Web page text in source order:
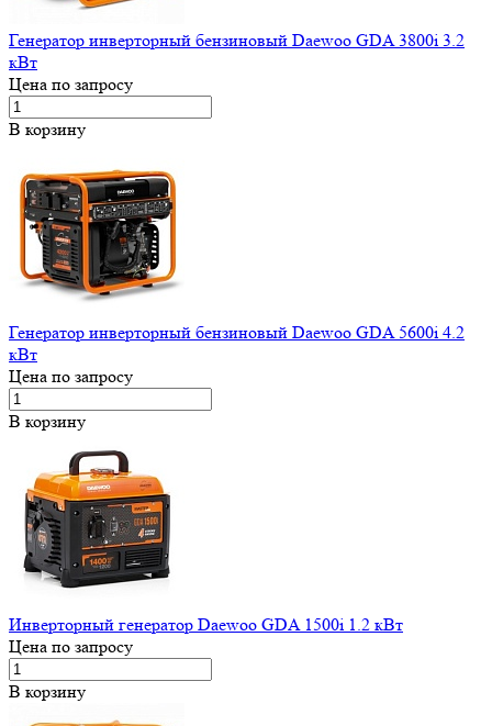
Генератор инверторный бензиновый Daewoo GDA 3800i 3.2
кВт
Цена по запросу
В корзину
Генератор инверторный бензиновый Daewoo GDA 5600i 4.2
кВт
Цена по запросу
В корзину
Инверторный генератор Daewoo GDA 1500i 1.2 кВт
Цена по запросу
В корзину